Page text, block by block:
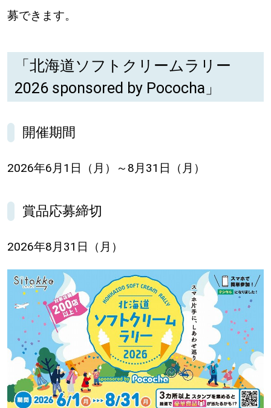
北海道で暮らす、あなたとつくる、
明日への”きっかけ”WEBマガジン
KEYWORD
【いろんな価値観や生き方に触れたい】
Sitakke編集部 IKU
【暮らしの知恵を身につけたい】
【まったり楽しみたい】 札幌市
【道央のお気に入りを見つけたい】
【道北のお気に入りを見つけたい】
【道東のお気に入りを見つけたい】
募できます。
「北海道ソフトクリームラリー
2026 sponsored by Pococha」
開催期間
2026年6月1日（月）～8月31日（月）
賞品応募締切
2026年8月31日（月）